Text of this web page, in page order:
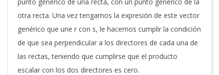
otra recta. Una vez tengamos la expresión de este vector
genérico que une r con s, le hacemos cumplir la condición
de que sea perpendicular a los directores de cada una de
las rectas, teniendo que cumplirse que el producto
escalar con los dos directores es cero.